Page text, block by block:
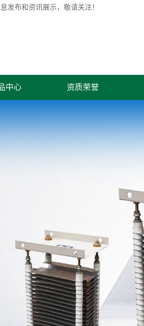
发布和资讯展示，敬请关注！
中心 资质荣誉